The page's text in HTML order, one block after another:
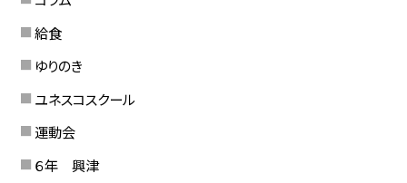
給食
ゆりのき
ユネスコスクール
運動会
６年 興津